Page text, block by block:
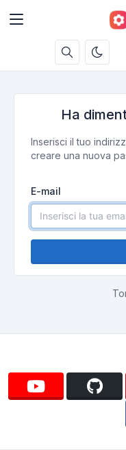
Ha
Inserisci il tuo
creare una nuova
E-mail